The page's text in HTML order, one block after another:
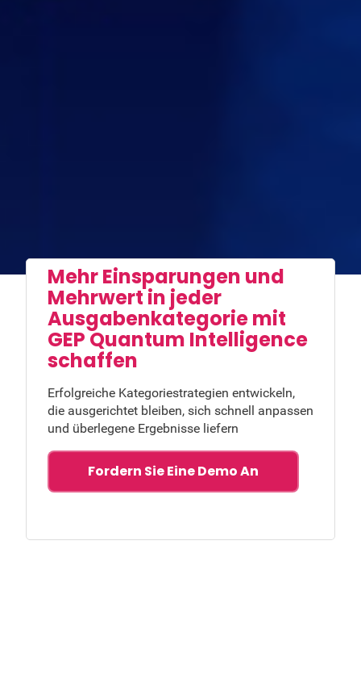
Mehr Einsparungen und
Mehrwert in jeder
Ausgabenkategorie mit
GEP Quantum Intelligence
schaffen
Erfolgreiche Kategoriestrategien entwickeln,
die ausgerichtet bleiben, sich schnell anpassen
und überlegene Ergebnisse liefern
Fordern Sie Eine Demo An